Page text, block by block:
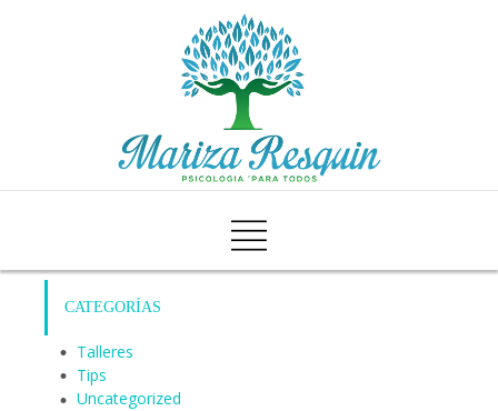
CATEGORÍAS
Talleres
Tips
Uncategorized